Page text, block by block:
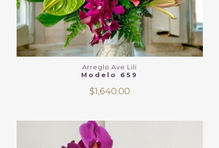
Arreglo Ave Lili
Modelo 659
$1,640.00